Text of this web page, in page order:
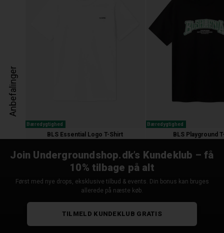
Anbefalinger
Bæredygtighed
BLS Essential Logo T-Shirt
Bæredygtighed
BLS Playground
Join Undergroundshop.dk’s Kundeklub – få
10% tilbage på alt
Først med nye drops, eksklusive tilbud & events. Din bonus kan bruges
allerede på næste køb.
TILMELD KUNDEKLUB GRATIS